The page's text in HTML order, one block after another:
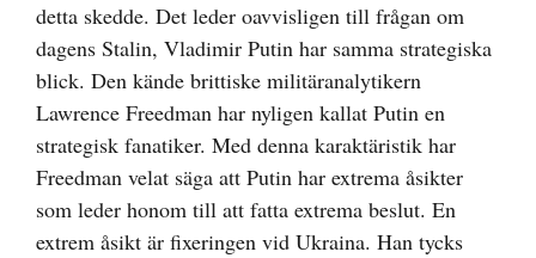
detta skedde. Det leder oavvisligen till frågan om
dagens Stalin, Vladimir Putin har samma strategiska
blick. Den kände brittiske militäranalytikern
Lawrence Freedman har nyligen kallat Putin en
strategisk fanatiker. Med denna karaktäristik har
Freedman velat säga att Putin har extrema åsikter
som leder honom till att fatta extrema beslut. En
extrem åsikt är fixeringen vid Ukraina. Han tycks